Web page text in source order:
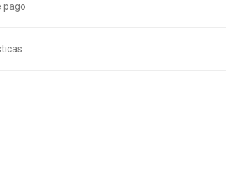
pago